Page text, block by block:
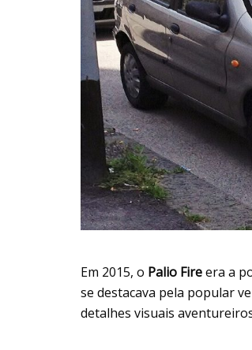
Em 2015, o Palio Fireera a
se destacava pela popular
detalhes visuais